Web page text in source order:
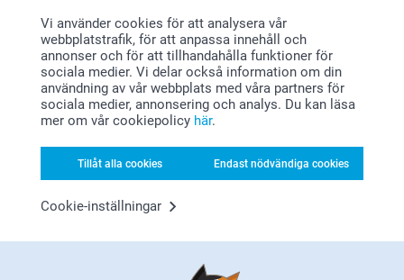
Vi använder cookies för att analysera vår
webbplatstrafik, för att anpassa innehåll och
annonser och för att tillhandahålla funktioner för
sociala medier. Vi delar också information om din
användning av vår webbplats med våra partners för
sociala medier, annonsering och analys. Du kan läsa
mer om vår cookiepolicy här.
Tillåt alla cookies Endast nödvändiga cookies
Cookie-inställningar
Tack för din feedback.
Tveka inte att kontakta vår kundservice om du har
några frågor eller funderingar kring din beställning,
vår hemsida mm - vi svarar gärna på dina frågor om
du undrar över något.
Önskar dig en fin dag.
Johanna, Smartphoto
eliana,
2020-07-14
Trevlig doft och lagom stor ljus som funkar det jättebra
som gåva till dop gäster.
Relaterade produkter
Godispåse med fotoomslag
8 varianter
Från 109,00
Godispåse DIY
2 varianter
Värmeljushållare